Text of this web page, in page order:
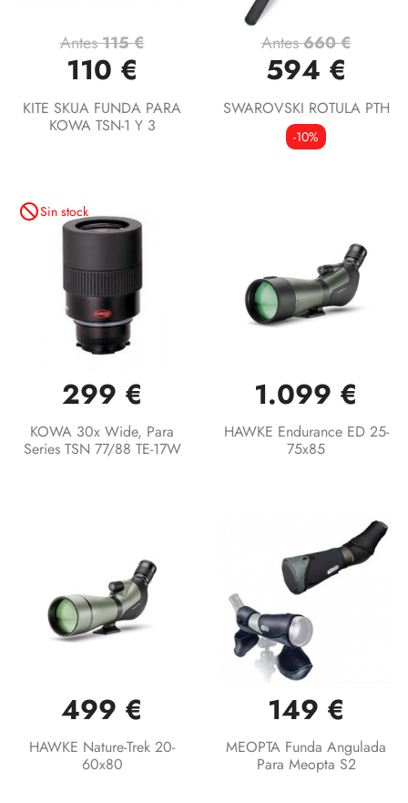
Antes115 €
110 €
KITE SKUA FUNDA PARA
KOWA TSN-1 Y 3
Antes660 €
594 €
SWAROVSKI ROTULA PTH
-10%
not_interestedSin stock
299 €
KOWA 30x Wide, Para
Series TSN 77/88 TE-17W
1.099 €
HAWKE Endurance ED 25-
75x85
499 €
HAWKE Nature-Trek 20-
60x80
149 €
MEOPTA Funda Angulada
Para Meopta S2